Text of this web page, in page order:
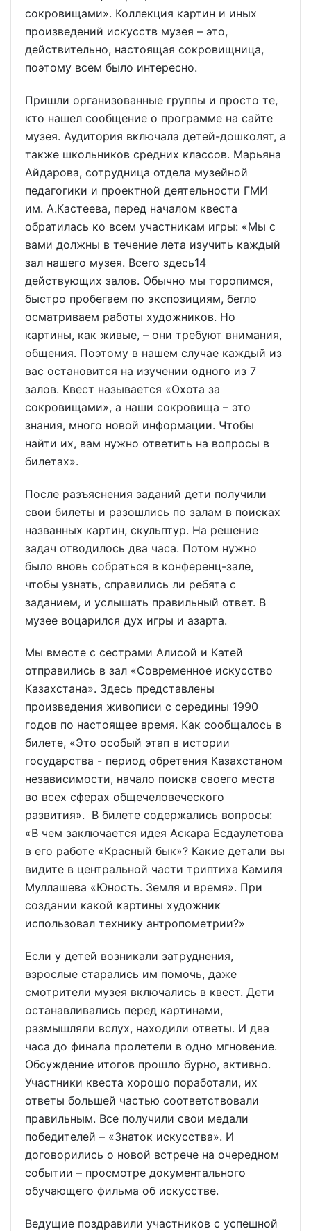
сокровищами». Коллекция картин и иных
произведений искусств музея – это,
действительно, настоящая сокровищница,
поэтому всем было интересно.
Пришли организованные группы и просто те,
кто нашел сообщение о программе на сайте
музея. Аудитория включала детей-дошколят, а
также школьников средних классов. Марьяна
Айдарова, сотрудница отдела музейной
педагогики и проектной деятельности ГМИ
им. А.Кастеева, перед началом квеста
обратилась ко всем участникам игры: «Мы с
вами должны в течение лета изучить каждый
зал нашего музея. Всего здесь14
действующих залов. Обычно мы торопимся,
быстро пробегаем по экспозициям, бегло
осматриваем работы художников. Но
картины, как живые, – они требуют внимания,
общения. Поэтому в нашем случае каждый из
вас остановится на изучении одного из 7
залов. Квест называется «Охота за
сокровищами», а наши сокровища – это
знания, много новой информации. Чтобы
найти их, вам нужно ответить на вопросы в
билетах».
После разъяснения заданий дети получили
свои билеты и разошлись по залам в поисках
названных картин, скульптур. На решение
задач отводилось два часа. Потом нужно
было вновь собраться в конференц-зале,
чтобы узнать, справились ли ребята с
заданием, и услышать правильный ответ. В
музее воцарился дух игры и азарта.
Мы вместе с сестрами Алисой и Катей
отправились в зал «Современное искусство
Казахстана». Здесь представлены
произведения живописи с середины 1990
годов по настоящее время. Как сообщалось в
билете, «Это особый этап в истории
государства - период обретения Казахстаном
независимости, начало поиска своего места
во всех сферах общечеловеческого
развития». В билете содержались вопросы:
«В чем заключается идея Аскара Есдаулетова
в его работе «Красный бык»? Какие детали вы
видите в центральной части триптиха Камиля
Муллашева «Юность. Земля и время». При
создании какой картины художник
использовал технику антропометрии?»
Если у детей возникали затруднения,
взрослые старались им помочь, даже
смотрители музея включались в квест. Дети
останавливались перед картинами,
размышляли вслух, находили ответы. И два
часа до финала пролетели в одно мгновение.
Обсуждение итогов прошло бурно, активно.
Участники квеста хорошо поработали, их
ответы большей частью соответствовали
правильным. Все получили свои медали
победителей – «Знаток искусства». И
договорились о новой встрече на очередном
событии – просмотре документального
обучающего фильма об искусстве.
Ведущие поздравили участников с успешной